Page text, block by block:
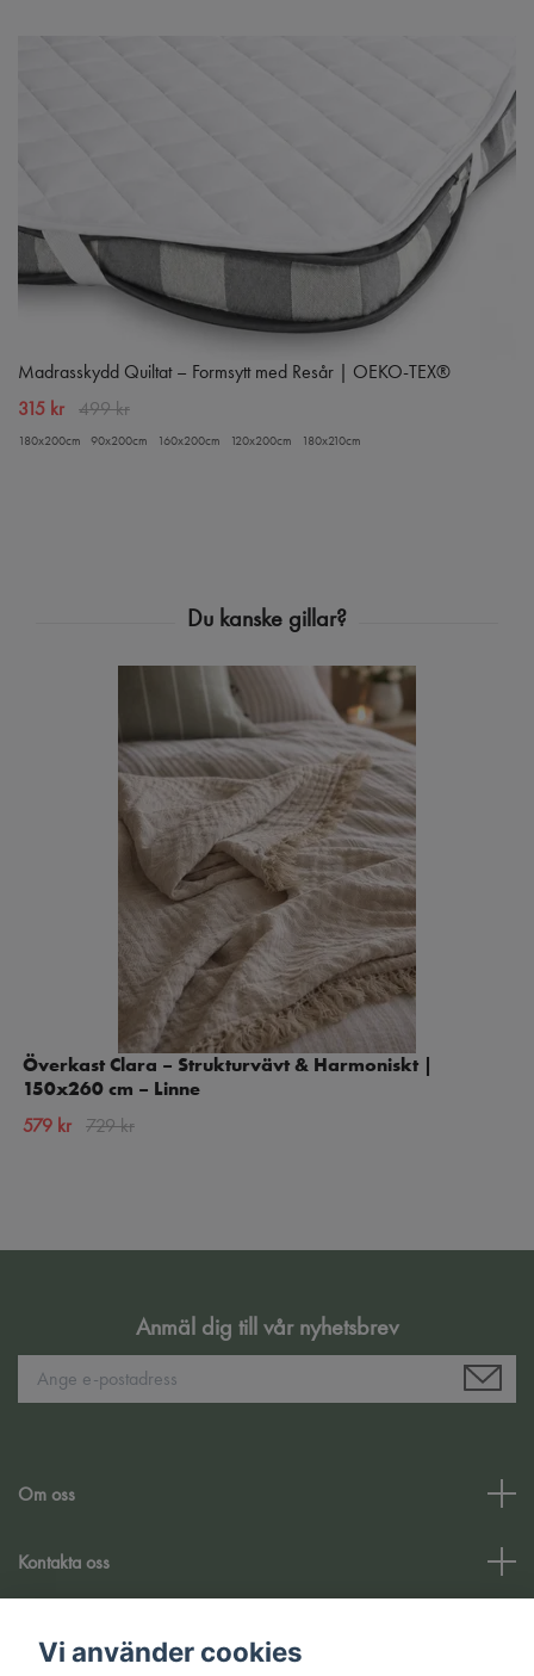
Madrasskydd Quiltat – Formsytt med Resår | OEKO-TEX®
315 kr 499 kr
180x200cm 90x200cm 160x200cm 120x200cm 180x210cm
Överkast Clara – Strukturvävt & Harmoniskt |
150x260 cm – Linne
579 kr 729 kr
Anmäl dig till vår nyhetsbrev
Om oss
Kontakta oss
Vi använder cookies